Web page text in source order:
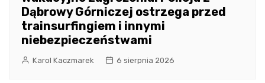
Dąbrowy Górniczej ostrzega przed
trainsurfingiem i innymi
niebezpieczeństwami
Karol Kaczmarek 6 sierpnia 2026